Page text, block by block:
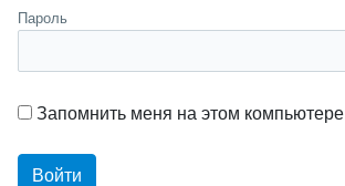
Пароль
Запомнить меня на этом компьютере